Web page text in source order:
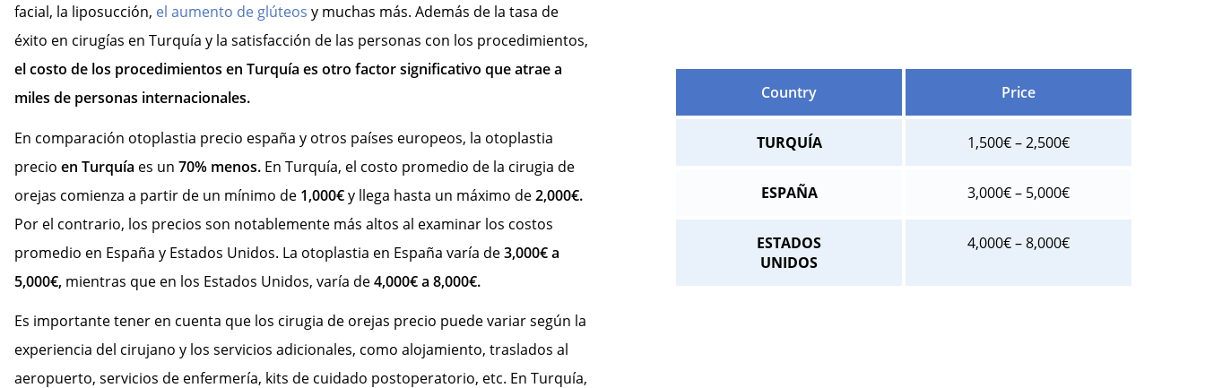
facial, la liposucción, el aumento de glúteos y muchas más. Además de la tasa de
éxito en cirugías en Turquía y la satisfacción de las personas con los procedimientos,
el costo de los procedimientos en Turquía es otro factor significativo que atrae a
miles de personas internacionales.
En comparación otoplastia precio españa y otros países europeos, la otoplastia
precio en Turquía es un 70% menos. En Turquía, el costo promedio de la cirugia de
orejas comienza a partir de un mínimo de 1,000€y llega hasta un máximo de2,000€.
Por el contrario, los precios son notablemente más altos al examinar los costos
promedio en España y Estados Unidos. La otoplastia en España varía de3,000€ a
5,000€, mientras que en los Estados Unidos, varía de4,000€ a 8,000€.
Es importante tener en cuenta que los cirugia de orejas precio puede variar según la
experiencia del cirujano y los servicios adicionales, como alojamiento, traslados al
aeropuerto, servicios de enfermería, kits de cuidado postoperatorio, etc. En Turquía,
Country Price
TURQUÍA 1,500€ – 2,500€
ESPAÑA 3,000€ – 5,000€
ESTADOS
UNIDOS
4,000€ – 8,000€